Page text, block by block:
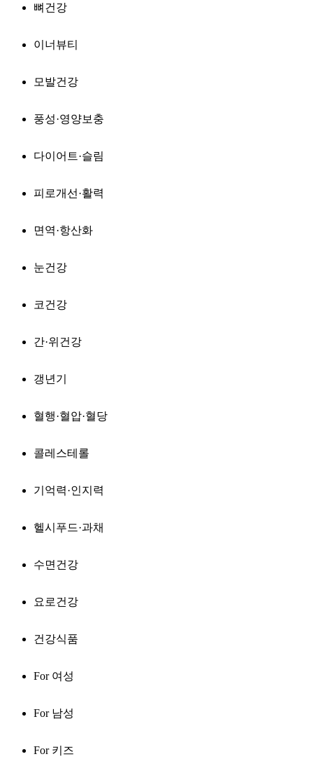
뼈건강
이너뷰티
모발건강
풍성·영양보충
다이어트·슬림
피로개선·활력
면역·항산화
눈건강
코건강
간·위건강
갱년기
혈행·혈압·혈당
콜레스테롤
기억력·인지력
헬시푸드·과채
수면건강
요로건강
건강식품
For 여성
For 남성
For 키즈